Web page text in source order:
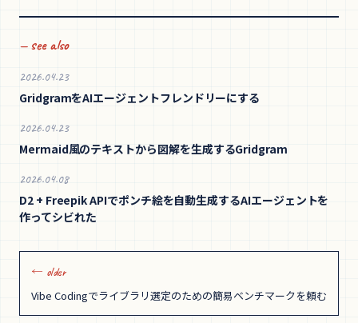
— see also
2026.04.23
GridgramをAIエージェントフレンドリーにする
2026.04.23
Mermaid風のテキストから図解を生成するGridgram
2026.04.08
D2 + Freepik APIでポンチ絵を自動生成するAIエージェントを
作ってシビれた
← older
Vibe Codingでライブラリ選定のための簡易ベンチマークを頼む